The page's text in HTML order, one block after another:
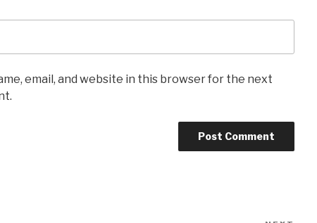
email, and website in this browser for the next